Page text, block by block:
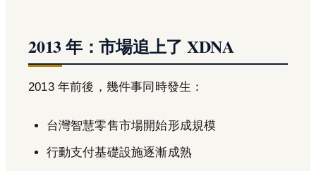
2013 年：市場追上了 XDNA
2013 年前後，幾件事同時發生：
台灣智慧零售市場開始形成規模
行動支付基礎設施逐漸成熟